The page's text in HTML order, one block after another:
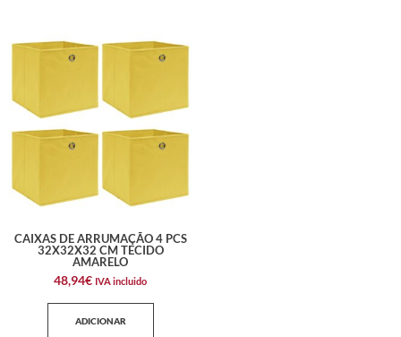
CAIXAS DE ARRUMAÇÃO 4 PCS
32X32X32 CM TECIDO
AMARELO
48,94€ IVA incluido
ADICIONAR